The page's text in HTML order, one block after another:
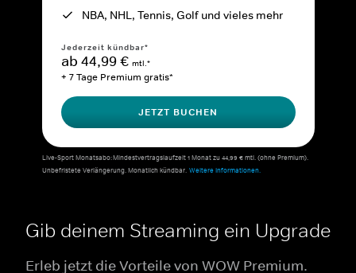
NBA, NHL, Tennis, Golf und vieles mehr
Jederzeit kündbar*
ab 44,99 € mtl.*
+ 7 Tage Premium gratis*
JETZT BUCHEN
Live-Sport Monatsabo: Mindestvertragslaufzeit 1 Monat zu 44,99 € mtl. (ohne Premium).
Unbefristete Verlängerung. Monatlich kündbar. Weitere Informationen.
Gib deinem Streaming ein Upgrade
Erleb jetzt die Vorteile von WOW Premium.